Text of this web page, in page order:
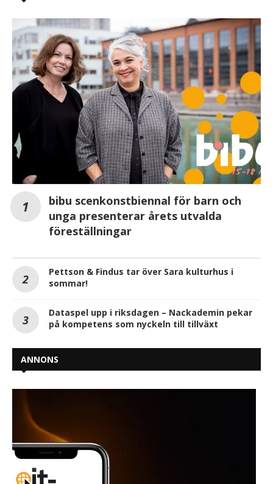
bibu scenkonstbiennal för barn och
unga presenterar årets utvalda
föreställningar
Pettson & Findus tar över Sara kulturhus i
sommar!
Dataspel upp i riksdagen – Nackademin pekar
på kompetens som nyckeln till tillväxt
ANNONS